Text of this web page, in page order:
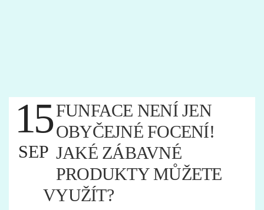
15
SEP
FUNFACE NENÍ JEN
OBYČEJNÉ FOCENÍ!
JAKÉ ZÁBAVNÉ
PRODUKTY MŮŽETE
VYUŽÍT?